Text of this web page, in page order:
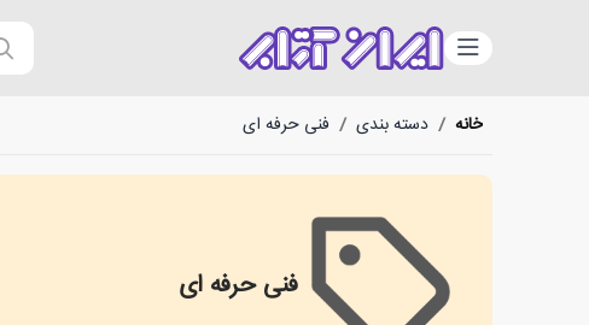
دسته‌بندی
خانه / دسته بندی / فنی حرفه ای
فنی حرفه ای
فنی حرفه ای